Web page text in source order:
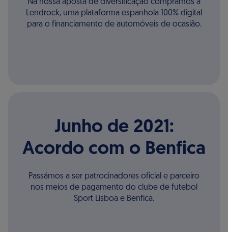
Na nossa aposta de diversificação comprámos a
Lendrock, uma plataforma espanhola 100% digital
para o financiamento de automóveis de ocasião.
Junho de 2021:
Acordo com o Benfica
Passámos a ser patrocinadores oficial e parceiro
nos meios de pagamento do clube de futebol
Sport Lisboa e Benfica.